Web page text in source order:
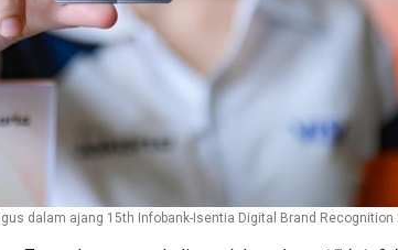
dalam ajang 15th Infobank-Isentia Digital Brand Recognition